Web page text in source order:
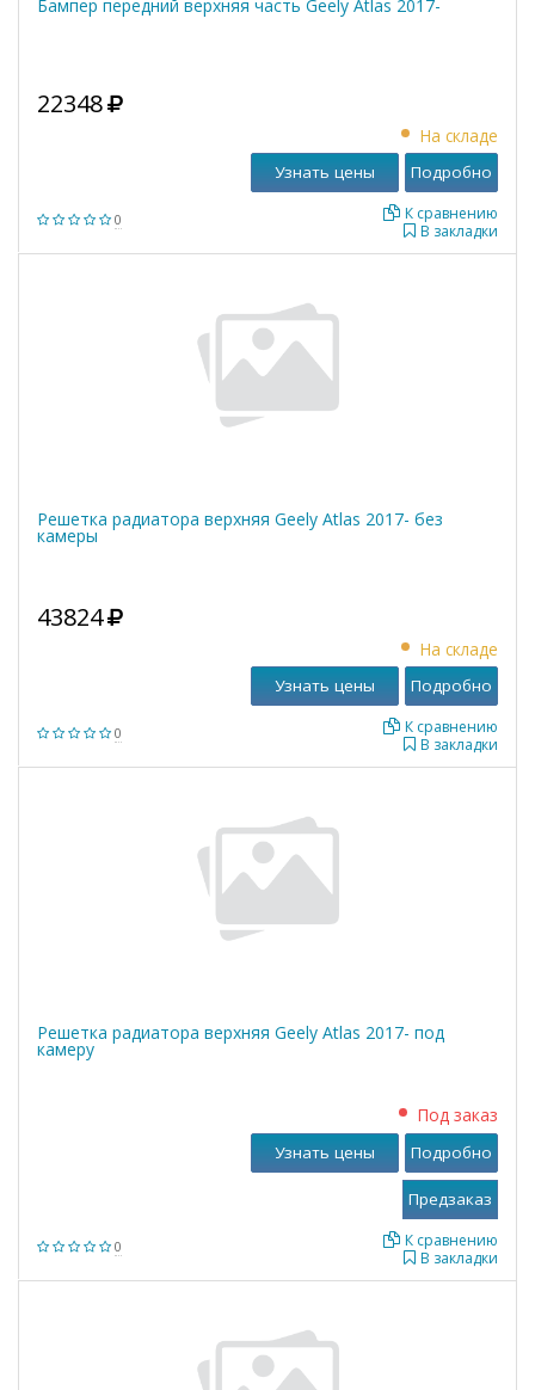
Бампер передний верхняя часть Geely Atlas 2017-
0
22348
На складе
В закладки
К сравнению
Узнать цены Подробно
Решетка радиатора верхняя Geely Atlas 2017- без
камеры
0
43824
На складе
В закладки
К сравнению
Узнать цены Подробно
Решетка радиатора верхняя Geely Atlas 2017- под
камеру
0
Под заказ
В закладки
К сравнению
Узнать цены Подробно